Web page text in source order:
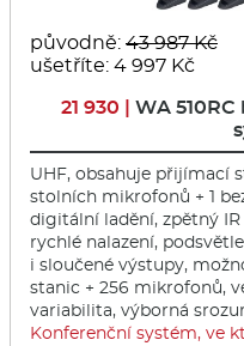
původně: 43 987 Kč
ušetříte: 4 997 Kč
21 930 | WA
UHF, obsahuje přijímací
stolních mikrofonů + 1
digitální ladění, zpětný
rychlé nalazení,
i sloučené výstupy,
stanic + 256 mikrofonů,
variabilita, výborná
Konferenční systém, ve